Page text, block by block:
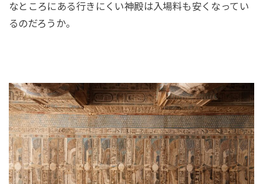
なところにある行きにくい神殿は入場料も安くなってい
るのだろうか。